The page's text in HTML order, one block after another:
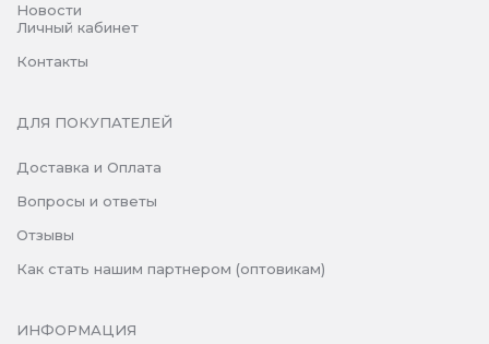
Новости
Личный кабинет
Контакты
ДЛЯ ПОКУПАТЕЛЕЙ
Доставка и Оплата
Вопросы и ответы
Отзывы
Как стать нашим партнером (оптовикам)
ИНФОРМАЦИЯ